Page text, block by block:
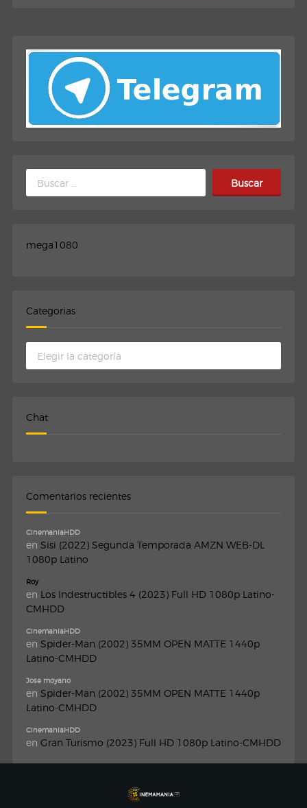
mega1080
Categorias
Chat
Comentarios recientes
CinemaniaHDD
en Sisi (2022) Segunda Temporada AMZN WEB-DL
1080p Latino
Roy
en Los Indestructibles 4 (2023) Full HD 1080p Latino-
CMHDD
CinemaniaHDD
en Spider-Man (2002) 35MM OPEN MATTE 1440p
Latino-CMHDD
Jose moyano
en Spider-Man (2002) 35MM OPEN MATTE 1440p
Latino-CMHDD
CinemaniaHDD
en Gran Turismo (2023) Full HD 1080p Latino-CMHDD